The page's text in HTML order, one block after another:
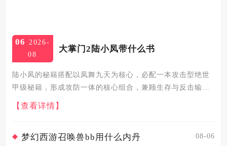
06 2026-
08
大掌门2陆小凤带什么书
陆小凤的秘籍搭配以凤舞九天为核心，必配一本攻击型绝世
甲级秘籍，形成攻防一体的核心组合，兼顾生存与反击输
出，是性价比与强度兼顾的最优解。凤舞九天作为陆小凤的
招牌合璧秘籍，与花满楼同时上阵可大幅提升全队招架率，
【查看详情】
梦幻西游召唤兽bb用什么内丹 08-06